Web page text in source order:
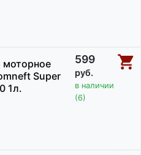
Super
1л.
599
руб.
в наличии
(6)